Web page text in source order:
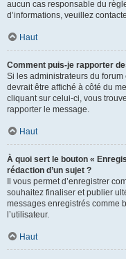
aucun cas responsable du
d’informations, veuillez
Haut
Comment puis-je rapporter
Si les administrateurs du
devrait être affiché à côté du
cliquant sur celui-ci, vous
rapporter le message.
Haut
À quoi sert le bouton «
rédaction d’un sujet ?
Il vous permet d’enregistrer
souhaitez finaliser et publier
messages enregistrés comme
l’utilisateur.
Haut